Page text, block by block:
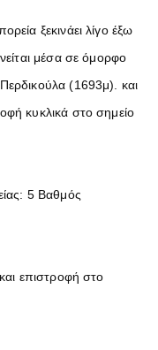
ξεκινάει λίγο έξω
μέσα σε όμορφο
(1693μ). και
κυκλικά στο σημείο
5 Βαθμός
επιστροφή στο